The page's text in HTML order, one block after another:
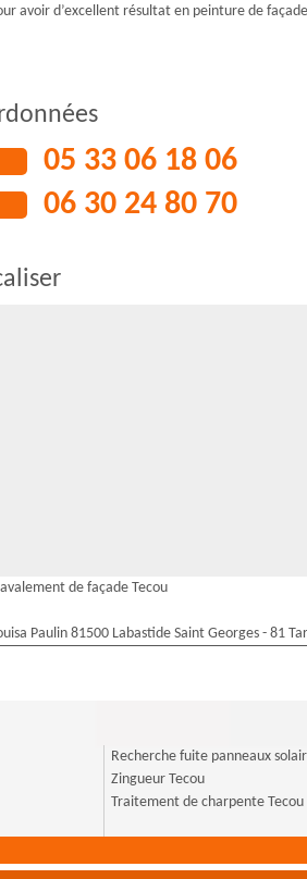
avoir d’excellent résultat en peinture de
05 33 06 18 06
06 30 24 80 70
de façade Tecou
Paulin 81500 Labastide Saint Georges - 81
Recherche fuite panneaux
Zingueur Tecou
Traitement de charpente Tecou